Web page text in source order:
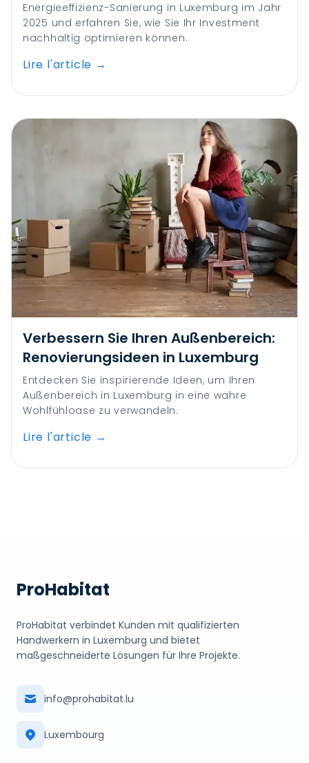
Energieeffizienz-Sanierung in Luxemburg im Jahr
2025 und erfahren Sie, wie Sie Ihr Investment
nachhaltig optimieren können.
Lire l'article →
Verbessern Sie Ihren Außenbereich:
Renovierungsideen in Luxemburg
Entdecken Sie inspirierende Ideen, um Ihren
Außenbereich in Luxemburg in eine wahre
Wohlfühloase zu verwandeln.
Lire l'article →
ProHabitat
ProHabitat verbindet Kunden mit qualifizierten
Handwerkern in Luxemburg und bietet
maßgeschneiderte Lösungen für Ihre Projekte.
info@prohabitat.lu
Luxembourg